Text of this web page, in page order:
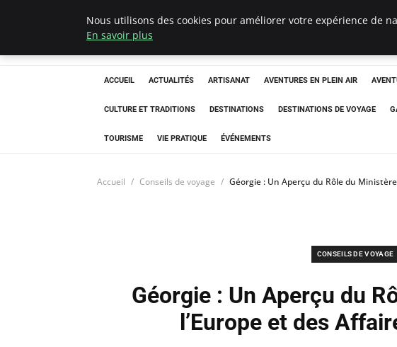
Correze Co
ACCUEIL ACTUALITÉS ARTISANAT AVENTURES EN PLEIN AIR
CULTURE ET TRADITIONS DESTINATIONS DESTINATIONS DE VOYAGE
TOURISME VIE PRATIQUE ÉVÉNEMENTS
Accueil Conseils de voyage Géorgie : Un Aperçu du Rôle du
CONSEILS DE VOYAGE
Géorgie : Un Aperçu du
l’Europe et des
Nous utilisons des cookies pour améliorer votre expérience de
En savoir plus